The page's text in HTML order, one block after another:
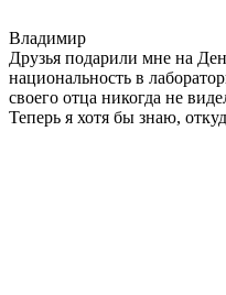
Владимир
Друзья подарили мне на
национальность в
своего отца никогда не
Теперь я хотя бы знаю,